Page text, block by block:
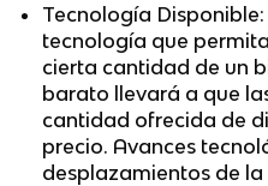
Tecnología
tecnología que
cierta cantidad de un
barato llevará a que
cantidad ofrecida de
precio. Avances
desplazamientos de